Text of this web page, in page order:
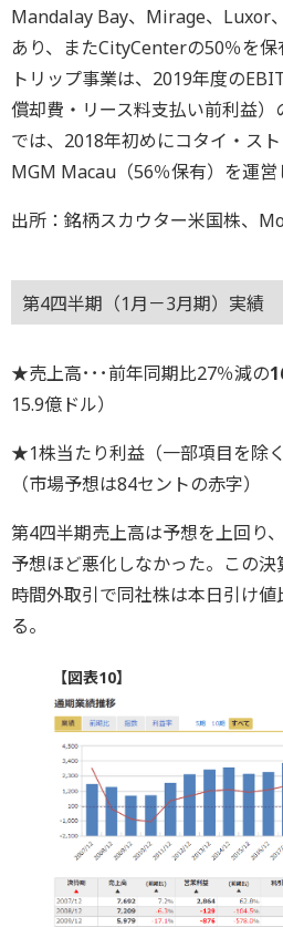
Mandalay Bay、Mirage、Luxor
あり、またCityCenterの50％を
トリップ事業は、2019年度の
償却費・リース料支払い前利益
では、2018年初めにコタイ・ス
MGM Macau（56％保有）を運営
出所：銘柄スカウター米国株、
第4四半期（1月－3月期）実績
★売上高･･･前年同期比27％減の
15.9億ドル）
★1株当たり利益（一部項目を除
（市場予想は84セントの赤字）
第4四半期売上高は予想を上回り
予想ほど悪化しなかった。この
時間外取引で同社株は本日引け
る。
【図表10】